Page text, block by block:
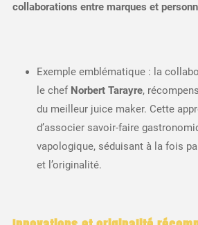
collaborations entre marques et
Exemple emblématique : la
le chef Norbert Tarayre,
du meilleur juice maker. Cette
d’associer savoir-faire
vapologique, séduisant à la fois
et l’originalité.